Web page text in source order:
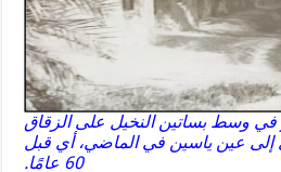
وسط بساتين النخيل على الزقاق
إلى عين ياسين في الماضي، أي قبل
60 عامًا.